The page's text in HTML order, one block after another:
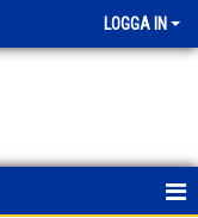
LOGGA IN